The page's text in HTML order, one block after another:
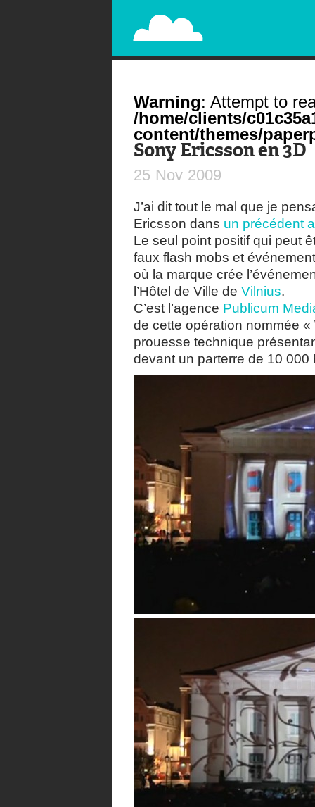
PAPERPLANE
STREET, AMBIENT, GUÉRILLA MARKETING
Warning: Attempt to
/home/clients/
content/themes/
Sony Ericsson en 3D
25 Nov 2009
J’ai dit tout le mal que je
Ericsson dans un précédent
Le seul point positif qui peut
faux flash mobs et
où la marque crée
l’Hôtel de Ville de Vilnius.
C’est l’agence Publicum
de cette opération nommée
prouesse technique
devant un parterre de 10 000